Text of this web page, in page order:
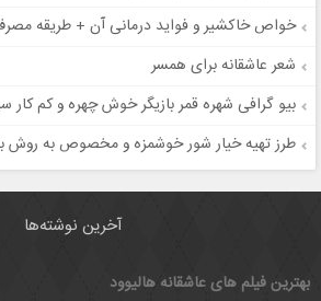
خواص خاکشیر و فواید درمانی آن + طریقه
شعر عاشقانه برای همسر
بیو گرافی شهره قمر بازیگر خوش چهره و کم کار
طرز تهیه خیار شور خوشمزه و مخصوص به روش
آخرین نوشته‌ها
بهترین فیلم های عاشقانه هالیوود